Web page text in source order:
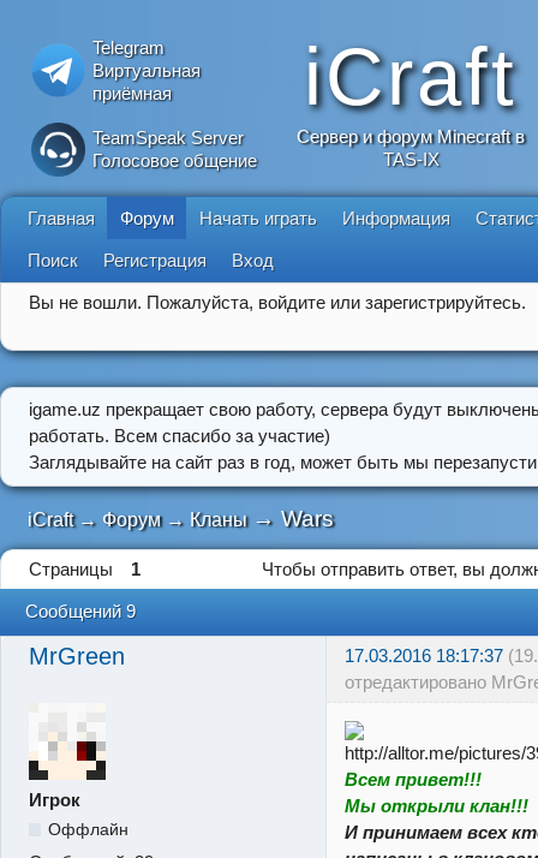
Telegram
Виртуальная
приёмная
TeamSpeak Server
Голосовое общение
iCraft
Сервер и форум Minecraft в
TAS-IX
Главная Форум Начать играть Информация
Поиск Регистрация Вход
Вы не вошли. Пожалуйста, войдите или зарегистрируйтесь.
igame.uz прекращает свою работу, сервера будут
работать. Всем спасибо за участие)
Заглядывайте на сайт раз в год, может быть мы
iCraft → Форум → Кланы →Wars
Страницы 1 Чтобы отправить ответ, вы
Сообщений 9
MrGreen 17.03.2016 18:17:37
отредактировано
Игрок
Оффлайн
Всем привет!!!
Мы открыли клан!!!
И принимаем всех